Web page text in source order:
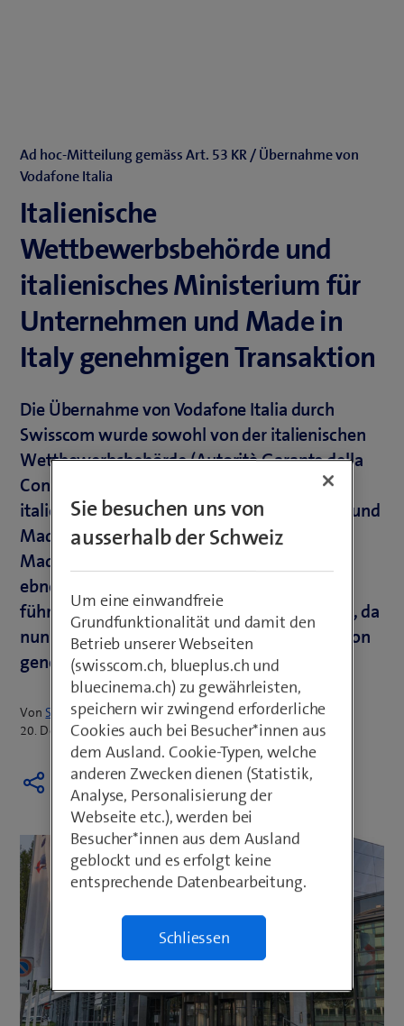
Ad hoc-Mitteilung gemäss Art. 53 KR / Übernahme von
Vodafone Italia
Italienische
Wettbewerbsbehörde und
italienisches Ministerium für
Unternehmen und Made in
Italy genehmigen Transaktion
Die Übernahme von Vodafone Italia durch
Swisscom wurde sowohl von der italienischen
Wettbewerbsbehörde (Autorità Garante della
Concorrenza e del Mercato) als auch vom
italienischen Ministerium für Unternehmen und
Made in Italy (Ministero delle Imprese e del
Made in Italy), kurz MIMIT, genehmigt. Dies
ebnet den Weg für die Entstehung eines
führenden konvergenten Anbieters in Italien, da
nun alle zuständigen Behörden die Transaktion
genehmigt haben.
Von Sepp Huber
20. Dezember 2024
Sie besuchen uns von
ausserhalb der Schweiz
Um eine einwandfreie
Grundfunktionalität und damit den
Betrieb unserer Webseiten
(swisscom.ch, blueplus.ch und
bluecinema.ch) zu gewährleisten,
speichern wir zwingend erforderliche
Cookies auch bei Besucher*innen aus
dem Ausland. Cookie-Typen, welche
anderen Zwecken dienen (Statistik,
Analyse, Personalisierung der
Webseite etc.), werden bei
Besucher*innen aus dem Ausland
geblockt und es erfolgt keine
entsprechende Datenbearbeitung.
Schliessen